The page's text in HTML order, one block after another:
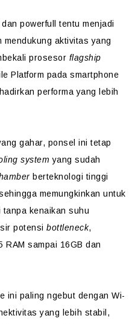
powerfull tentu menjadi
mendukung aktivitas yang
prosesor flagship
Platform pada smartphone
performa yang lebih
gahar, ponsel ini tetap
system yang sudah
berteknologi tinggi
memungkinkan untuk
tanpa kenaikan suhu
potensi bottleneck,
RAM sampai 16GB dan
ini paling ngebut dengan Wi-
yang lebih stabil,